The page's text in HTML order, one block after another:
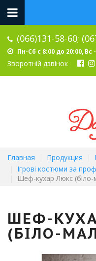
(066)131-58-60;
Пн-Сб с 8:00 до 20:00,
Зворотній дзвінок
Главная Продукция
Ігрові костюми за
Шеф-кухар Люкс
ШЕФ-
(БІЛО-